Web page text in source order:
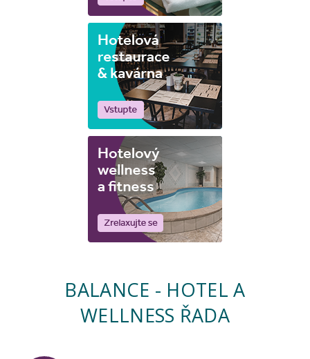
BALANCE - HOTEL A
WELLNESS ŘADA